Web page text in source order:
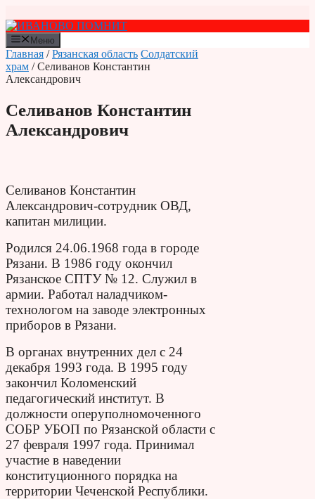
к
содержимому
Меню
Главная /Рязанская область Солдатский
храм / Селиванов Константин
Александрович
Селиванов Константин
Александрович
Селиванов Константин
Александрович-сотрудник ОВД,
капитан милиции.
Родился 24.06.1968 года в городе
Рязани. В 1986 году окончил
Рязанское СПТУ № 12. Служил в
армии. Работал наладчиком-
технологом на заводе электронных
приборов в Рязани.
В органах внутренних дел с 24
декабря 1993 года. В 1995 году
закончил Коломенский
педагогический институт. В
должности оперуполномоченного
СОБР УБОП по Рязанской области с
27 февраля 1997 года. Принимал
участие в наведении
конституционного порядка на
территории Чеченской Республики.